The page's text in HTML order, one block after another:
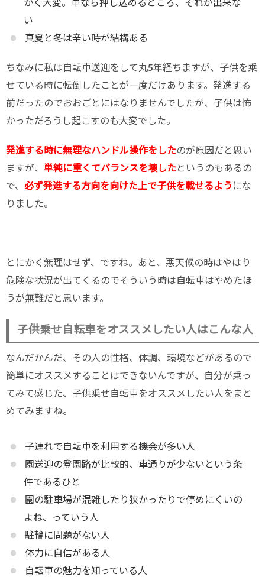
い
真夏と冬は辛い時が結構ある
ちなみに私は自転車送迎をして丸5年経ちますが、子供を乗
せている時に転倒したことが一度だけあります。発進する
前だったのでおおごとにはなりませんでしたが、子供は怖
かっただろうし起こすのも大変でした。
発進する時に無理なハンドル操作をしたのが原因だと思い
ますが、 単純に重くてバランスを壊したというのもあるの
で、 必ず発進する方向を向けた上で子供を載せるよう にな
りました。
とにかく無理はせず、ですね。あと、悪天候の時はやはり
危険な状況が出てくるのでそういう時は自転車はやめたほ
うが無難だと思います。
子供乗せ自転車をオススメしたい人はこんな人
なんだかんだ、その人の性格、体調、環境などがあるので
簡単にオススメすることはできないんですが、自分が乗っ
てみて感じた、子供乗せ自転車をオススメしたい人をまと
めてみますね。
子連れで自転車を利用する機会が多い人
園送迎の登園路が比較的、車通りが少ないという条
件であるひと
園の駐車場が混雑したり狭かったりで停めにくいの
よね、っていう人
駐輪に問題がない人
体力に自信がある人
自転車の魅力を知っている人